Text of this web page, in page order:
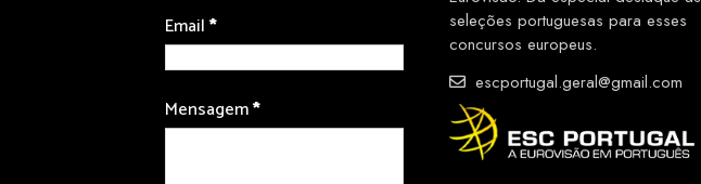
Email*
Mensagem*
seleções portuguesas para esses
concursos europeus.
escportugal.geral@gmail.com